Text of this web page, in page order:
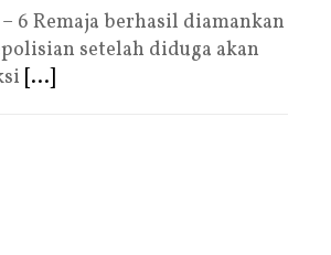
6 Remaja berhasil diamankan
setelah diduga akan
[...]